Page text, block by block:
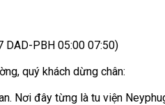
DAD-PBH 05:00 07:50)
quý khách dừng chân:
Nơi đây từng là tu viện